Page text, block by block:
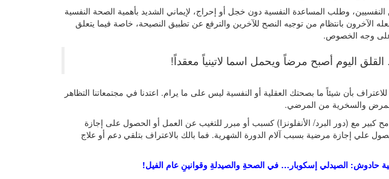
النفسيين، وطلب المساعدة النفسية دون خجل أو إحراج، لإيماني الشديد بأهمية الصحة النفسية
الآخرون بانتظام من توجيه النصح للآخرين والترفع عن تطبيق النصيحة، خاصة فيما يتعلق
على وجه الخصوص.
اليوم أصبح مرضاً ويحمل اسما لاتينياً معقداً!
بأن شيئاً ما بصحتك العقلية أو النفسية ليس على ما يرام. اعتدنا في مجتمعاتنا التظاهر
المرض والسخرية من المرضي.
كبير مع (دور البرد/ الأنفلونزا) كسبب أو مبرر للتغيب عن العمل أو الحصول على إجازة
علي إجازة مرضية بسبب آلام الدورة الشهرية. فما بالك بالاعتراف بتلقي دعم أو علاج
حادوش: الصيدلي إسكوبار… في الصحةِ والصيدلةِ وقوانينِ عام الفيل!